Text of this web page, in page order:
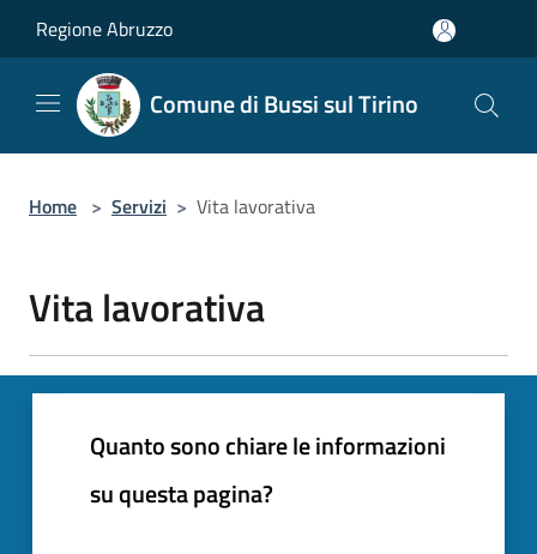
Regione Abruzzo
Comune di Bussi sul Tirino
Home > Servizi > Vita lavorativa
Vita lavorativa
Quanto sono chiare le informazioni
su questa pagina?